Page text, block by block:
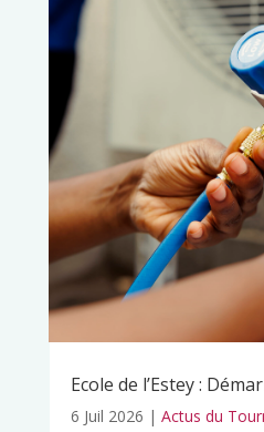
Ecole de l’Estey :
6 Juil 2026 | Actus du